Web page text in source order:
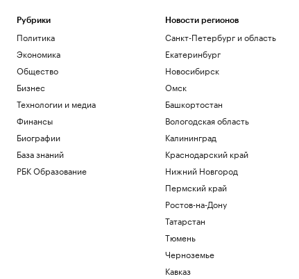
Рубрики
Политика
Экономика
Общество
Бизнес
Технологии и медиа
Финансы
Биографии
База знаний
РБК Образование
Новости регионов
Санкт-Петербург и область
Екатеринбург
Новосибирск
Омск
Башкортостан
Вологодская область
Калининград
Краснодарский край
Нижний Новгород
Пермский край
Ростов-на-Дону
Татарстан
Тюмень
Черноземье
Кавказ